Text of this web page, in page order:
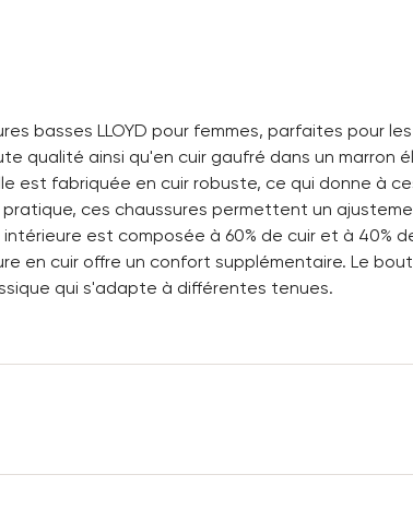
basses LLOYD pour femmes, parfaites pour
qualité ainsi qu'en cuir gaufré dans un marron
est fabriquée en cuir robuste, ce qui donne à
ces chaussures permettent un
est composée à 60% de cuir et à 40%
en cuir offre un confort supplémentaire. Le
qui s'adapte à différentes tenues.
Dessus: